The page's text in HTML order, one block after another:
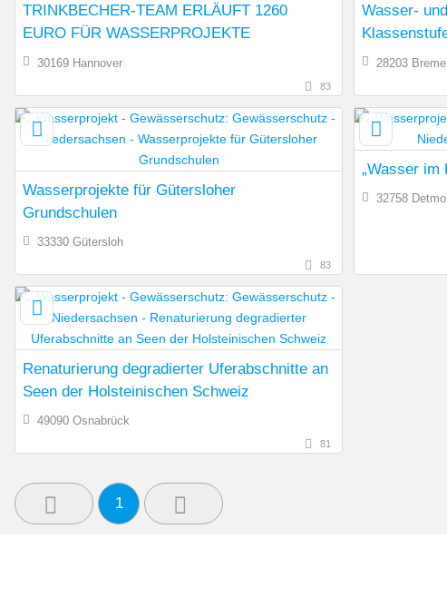
TRINKBECHER-TEAM ERLÄUFT 1260
EURO FÜR WASSERPROJEKTE
30169 Hannover
83
Wasser-
28203
Wasserprojekte für Gütersloher
Grundschulen
33330 Gütersloh
83
„Wasser im
32758
Renaturierung degradierter Uferabschnitte an
Seen der Holsteinischen Schweiz
49090 Osnabrück
81
1